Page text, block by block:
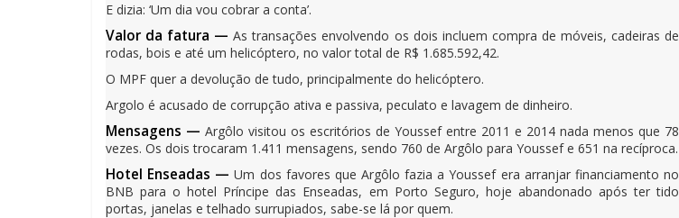
E dizia: ‘Um dia vou cobrar a conta’.
Valor da fatura —As transações envolvendo os dois incluem compra de móveis, cadeiras de
rodas, bois e até um helicóptero, no valor total de R$ 1.685.592,42.
O MPF quer a devolução de tudo, principalmente do helicóptero.
Argolo é acusado de corrupção ativa e passiva, peculato e lavagem de dinheiro.
Mensagens — Argôlo visitou os escritórios de Youssef entre 2011 e 2014 nada menos que 78
vezes. Os dois trocaram 1.411 mensagens, sendo 760 de Argôlo para Youssef e 651 na recíproca.
Hotel Enseadas —Um dos favores que Argôlo fazia a Youssef era arranjar financiamento no
BNB para o hotel Príncipe das Enseadas, em Porto Seguro, hoje abandonado após ter tido
portas, janelas e telhado surrupiados, sabe-se lá por quem.